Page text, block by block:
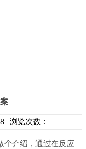
| 浏览次数：
个介绍，通过在反应